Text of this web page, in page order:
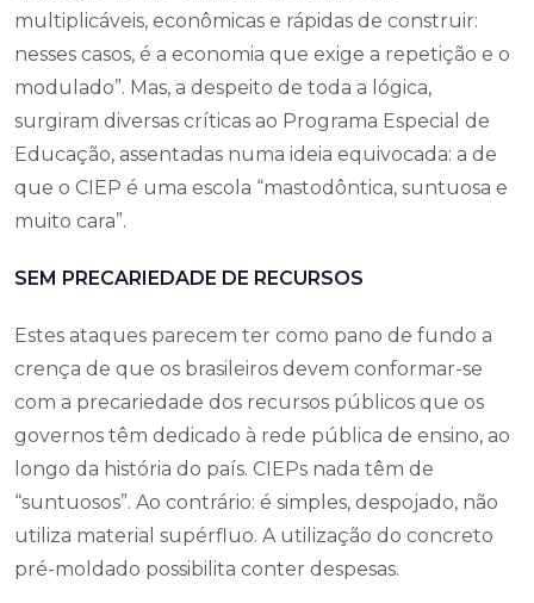
multiplicáveis, econômicas e rápidas de construir:
nesses casos, é a economia que exige a repetição e o
modulado”. Mas, a despeito de toda a lógica,
surgiram diversas críticas ao Programa Especial de
Educação, assentadas numa ideia equivocada: a de
que o CIEP é uma escola “mastodôntica, suntuosa e
muito cara”.
SEM PRECARIEDADE DE RECURSOS
Estes ataques parecem ter como pano de fundo a
crença de que os brasileiros devem conformar-se
com a precariedade dos recursos públicos que os
governos têm dedicado à rede pública de ensino, ao
longo da história do país. CIEPs nada têm de
“suntuosos”. Ao contrário: é simples, despojado, não
utiliza material supérfluo. A utilização do concreto
pré-moldado possibilita conter despesas.